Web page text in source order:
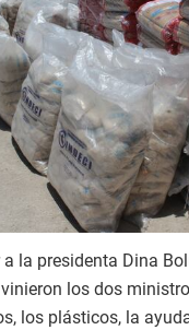
a la presidenta Dina
los dos
los plásticos, la